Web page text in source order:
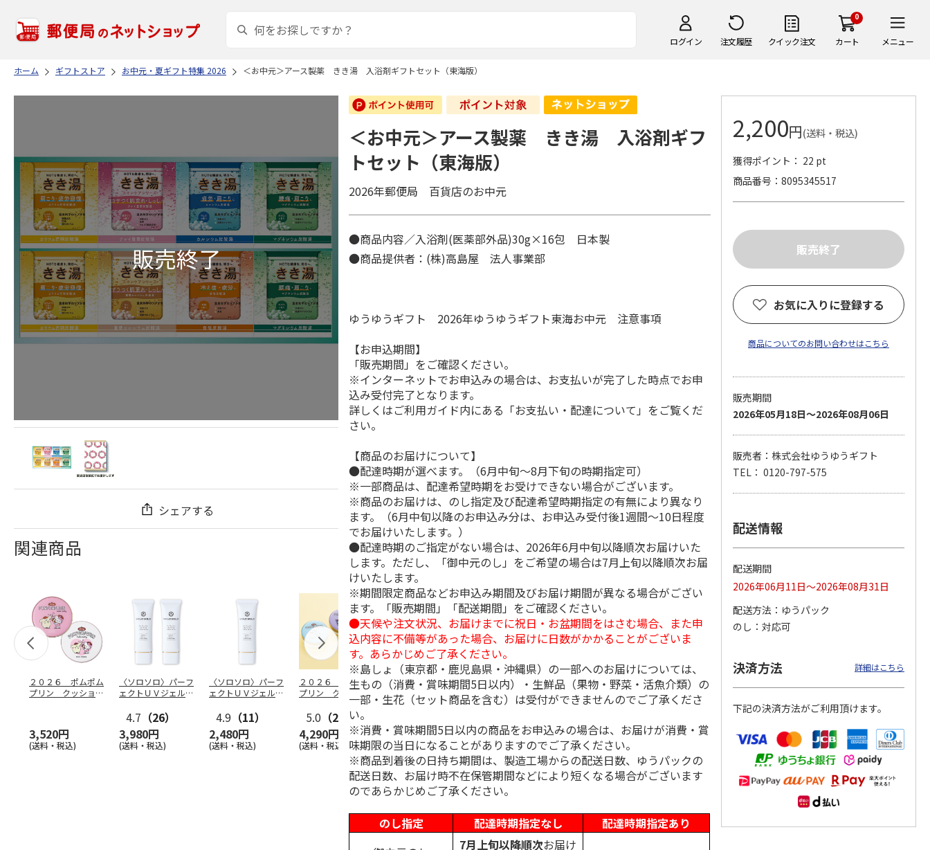
ログイン 注文履歴 クイック注文
0
カート メニュー
ホーム ギフトストア お中元・夏ギフト特集 2026 ＜お中元＞アース製薬 きき湯 入浴剤ギフトセット（東海版）
シェアする
関連商品
２０２６ ポムポム
プリン クッション
3,520円
(送料・税込)
〈ソロソロ〉パーフ
ェクトＵＶジェル
4.7 （26）
3,980円
(送料・税込)
〈ソロソロ〉パーフ
ェクトＵＶジェル
4.9 （11）
2,480円
(送料・税込)
２０２６ ポムポム
プリン クッション
ファンデーション３
個セ…
5.0 （2）
4,290円
(送料・税込)
ハローキティ スキ
ンクリーム３本セッ
ト
2,670円
(送料・税込)
〈ソロソロ〉パーフ
ェクトＵＶジェル
６本
9,800円
(送料・税込)
ハローキティ クッ
ションファンデーシ
ョン３個セット
4,290円
(送料・税込)
２０２６ ポムポム
プリン フェイスパ
ウダー３個セット
5,280円
２本
4.8（12）
3,980円
(送料・税込)
ーフェクトＵＶジェ
ルセ…
4.4 （10）
3,980円
(送料・税込)
＜お中元＞アース製薬 きき湯 入浴剤ギフ
トセット（東海版）
2026年郵便局 百貨店のお中元
●商品内容／入浴剤(医薬部外品)30g×16包 日本製
●商品提供者：(株)高島屋 法人事業部
ゆうゆうギフト 2026年ゆうゆうギフト東海お中元 注意事項
【お申込期間】
「販売期間」をご確認ください。
※インターネットでお申込みの場合は、お支払いが完了した時点でお申
込み受付完了となります。
詳しくはご利用ガイド内にある「お支払い・配達について」をご覧くだ
さい。
【商品のお届けについて】
●配達時期が選べます。（6月中旬～8月下旬の時期指定可）
※一部商品は、配達希望時期をお受けできない場合がございます。
※商品のお届けは、のし指定及び配達希望時期指定の有無により異なり
ます。（6月中旬以降のお申込み分は、お申込み受付後1週間～10日程度
でお届けいたします。）
●配達時期のご指定がない場合は、2026年6月中旬以降順次お届けいた
します。ただし、「御中元のし」をご希望の場合は7月上旬以降順次お届
けいたします。
※期間限定商品などお申込み期間及びお届け期間が異なる場合がござい
ます。「販売期間」「配送期間」をご確認ください。
●天候や注文状況、お届けまでに祝日・お盆期間をはさむ場合、また申
込内容に不備等があった場合、お届けに日数がかかることがございま
す。あらかじめご了承ください。
※島しょ（東京都・鹿児島県・沖縄県）の一部へのお届けについては、
生もの（消費・賞味期間5日以内）・生鮮品（果物・野菜・活魚介類）の
一部・生花（セット商品を含む）は受付ができませんのでご了承くださ
い。
※消費・賞味期間5日以内の商品をお申込みの場合は、お届けが消費・賞
味期限の当日になることがありますのでご了承ください。
※商品到着後の日持ち期間は、製造工場からの配送日数、ゆうパックの
配送日数、お届け時不在保管期間などにより短くなる場合がございます
のであらかじめご了承ください。
のし指定
配達時期指定なし
配達時期指定あり
7月上旬以降順次お届け
2,200円(送料・税込)
獲得ポイント： 22 pt
商品番号
8095345517
お気に入りに登録する
商品についてのお問い合わせはこちら
販売期間
2026年05月18日～2026年08月06日
販売者：株式会社ゆうゆうギフト
TEL： 0120-797-575
配送情報
配送期間
2026年06月11日～2026年08月31日
配送方法
ゆうパック
のし
対応可
決済方法 詳細はこちら
下記の決済方法がご利用頂けます。